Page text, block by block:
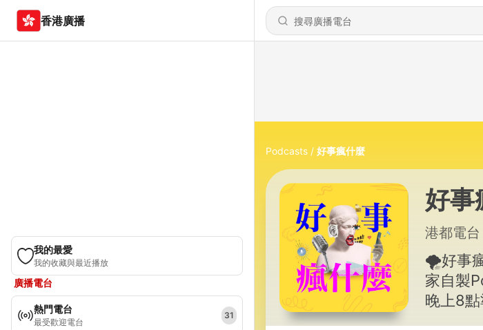
香港廣播
我的最愛
我的收藏與最近播放
廣播電台
熱門電台
最受歡迎電台
31
Podcasts 好事瘋什麼
好事
港都電台
🌪好事
家自製
晚上8